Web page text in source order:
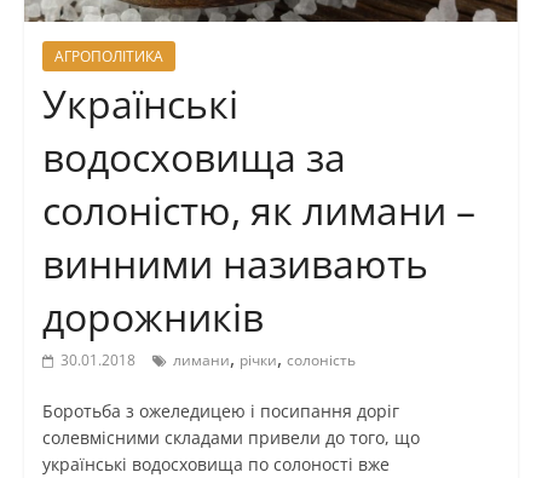
АГРОПОЛІТИКА
Українські
водосховища за
солоністю, як лимани –
винними називають
дорожників
30.01.2018 лимани, річки, солоність
Боротьба з ожеледицею і посипання доріг
солевмісними складами привели до того, що
українські водосховища по солоності вже